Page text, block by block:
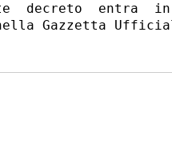
decreto  entra